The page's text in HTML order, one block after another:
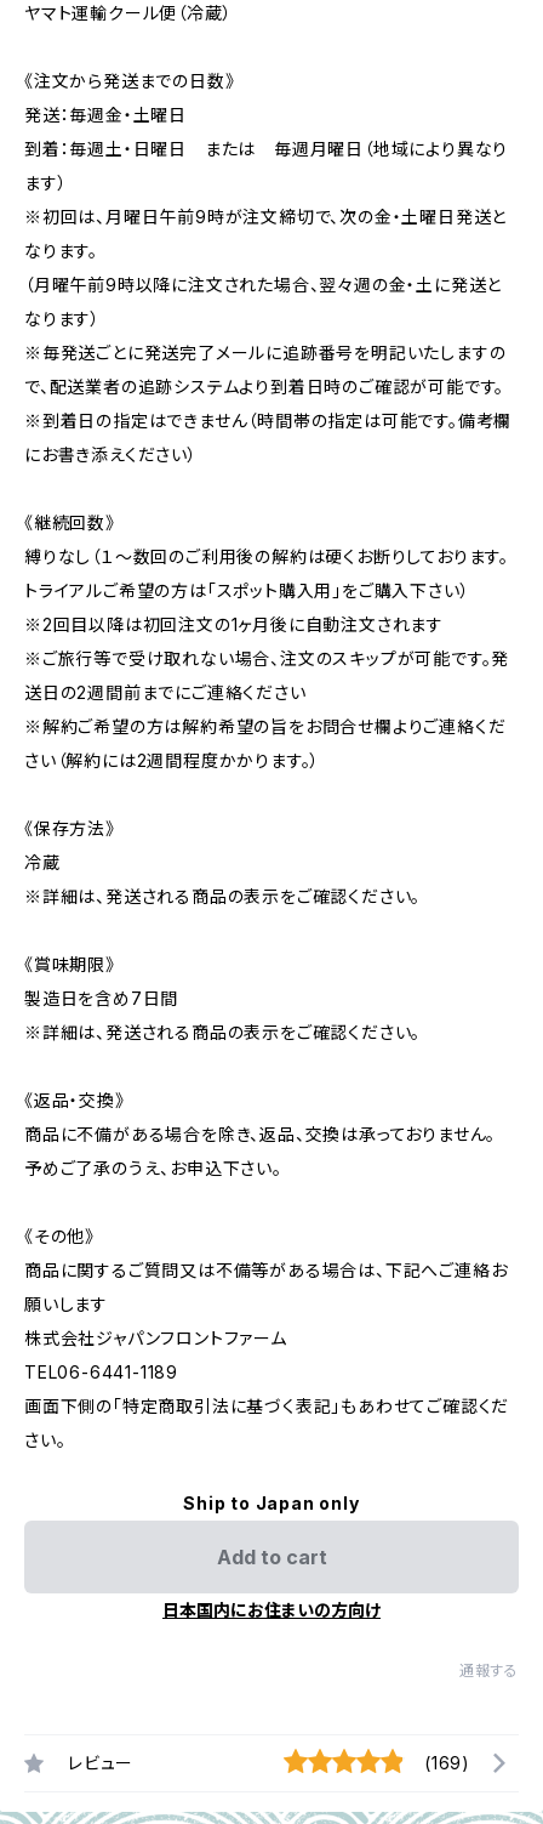
ヤマト運輸クール便（冷蔵）
《注文から発送までの日数》
発送：毎週金・土曜日
到着：毎週土・日曜日 または 毎週月曜日（地域により異なり
ます）
※初回は、月曜日午前9時が注文締切で、次の金・土曜日発送と
なります。
（月曜午前9時以降に注文された場合、翌々週の金・土に発送と
なります）
※毎発送ごとに発送完了メールに追跡番号を明記いたしますの
で、配送業者の追跡システムより到着日時のご確認が可能です。
※到着日の指定はできません（時間帯の指定は可能です。備考欄
にお書き添えください）
《継続回数》
縛りなし（１～数回のご利用後の解約は硬くお断りしております。
トライアルご希望の方は「スポット購入用」をご購入下さい）
※2回目以降は初回注文の1ヶ月後に自動注文されます
※ご旅行等で受け取れない場合、注文のスキップが可能です。発
送日の2週間前までにご連絡ください
※解約ご希望の方は解約希望の旨をお問合せ欄よりご連絡くだ
さい（解約には2週間程度かかります。）
《保存方法》
冷蔵
※詳細は、発送される商品の表示をご確認ください。
《賞味期限》
製造日を含め7日間
※詳細は、発送される商品の表示をご確認ください。
《返品・交換》
商品に不備がある場合を除き、返品、交換は承っておりません。
予めご了承のうえ、お申込下さい。
《その他》
商品に関するご質問又は不備等がある場合は、下記へご連絡お
願いします
株式会社ジャパンフロントファーム
TEL06-6441-1189
画面下側の「特定商取引法に基づく表記」もあわせてご確認くだ
さい。
Ship to Japan only
Add to cart
日本国内にお住まいの方向け
通報する
レビュー (169)